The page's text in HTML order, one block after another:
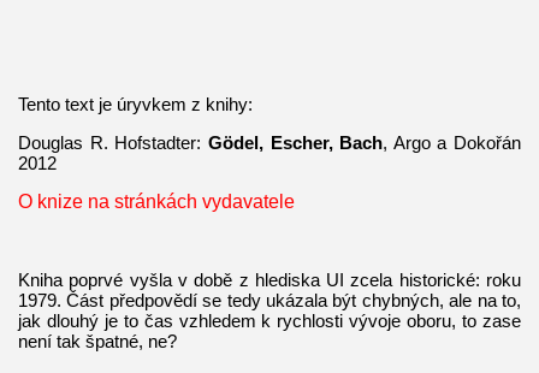
Tento text je úryvkem z knihy:
Douglas R. Hofstadter: Gödel, Escher, Bach, Argo a Dokořán
2012
O knize na stránkách vydavatele
Kniha poprvé vyšla v době z hlediska UI zcela historické: roku
1979. Část předpovědí se tedy ukázala být chybných, ale na to,
jak dlouhý je to čas vzhledem k rychlosti vývoje oboru, to zase
není tak špatné, ne?